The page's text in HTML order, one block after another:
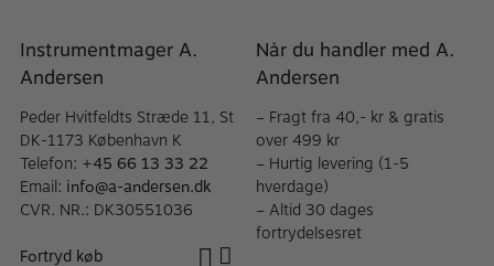
Instrumentmager A.
Andersen
Peder Hvitfeldts Stræde 11, St
DK-1173 København K
Telefon: +45 66 13 33 22
Email: info@a-andersen.dk
CVR. NR.: DK30551036
Fortryd køb
Når du handler med A.
Andersen
– Fragt fra 40,- kr & gratis
over 499 kr
– Hurtig levering (1-5
hverdage)
– Altid 30 dages
fortrydelsesret